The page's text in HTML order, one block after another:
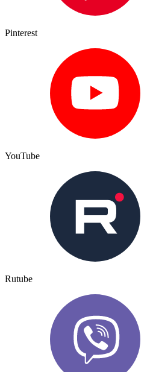
Pinterest
YouTube
Rutube